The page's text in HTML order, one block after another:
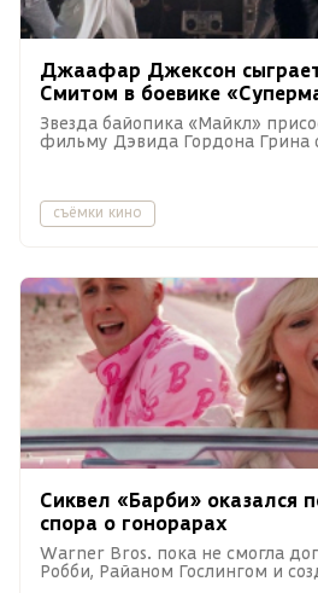
Джаафар Джексон
Смитом в боевике
Звезда байопика «Майкл»
фильму Дэвида Гордона Грина
съёмки кино
Сиквел «Барби» оказался
спора о гонорарах
Warner Bros. пока не смогла
Робби, Райаном Гослингом и